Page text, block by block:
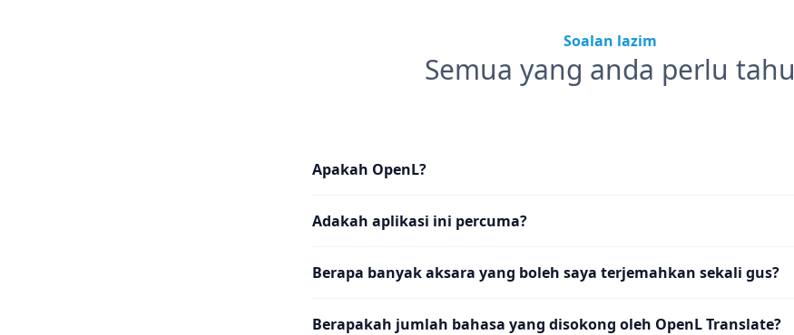
Soalan lazim
Semua yang anda perlu tahu
Apakah OpenL?
Adakah aplikasi ini percuma?
Berapa banyak aksara yang boleh saya terjemahkan sekali gus?
Berapakah jumlah bahasa yang disokong oleh OpenL Translate?